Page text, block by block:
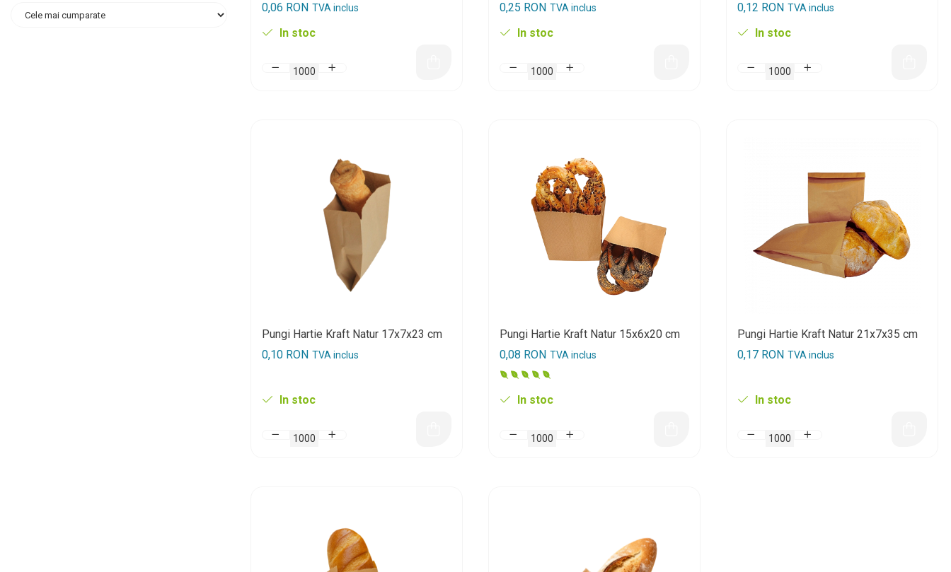
0,06 RON TVA inclus
In stoc
0,25 RON TVA inclus
In stoc
0,12 RON TVA inclus
In stoc
Pungi Hartie Kraft Natur 17x7x23 cm
0,10 RON TVA inclus
In stoc
Pungi Hartie Kraft Natur 15x6x20 cm
0,08 RON TVA inclus
In stoc
Pungi Hartie Kraft Natur 21x7x35 cm
0,17 RON TVA inclus
In stoc